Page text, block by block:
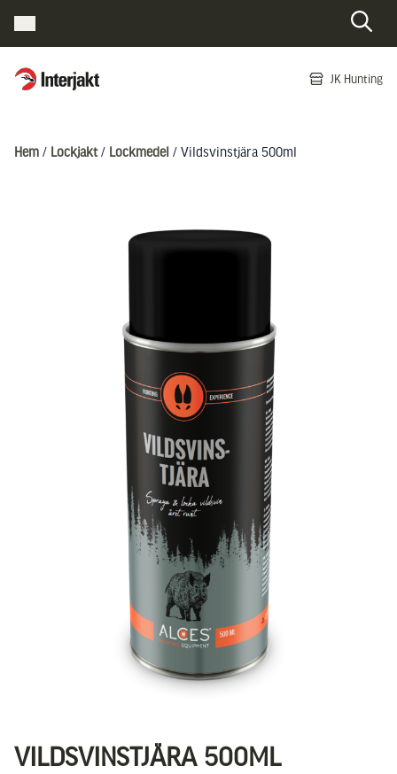
Interjakt SE JK Hunting
Hem / Lockjakt/ Lockmedel / Vildsvinstjära 500ml
VILDSVINSTJÄRA 500ML